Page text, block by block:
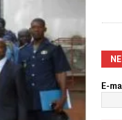
Milan, est mort à 66 ans
la Coupe du monde
d’un boycott des
exige une enquête
E-